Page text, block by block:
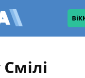
Смілі